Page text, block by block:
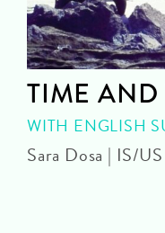
TIME AND
WITH ENGLISH
Sara Dosa | IS/